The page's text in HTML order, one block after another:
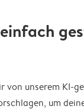
von unserem KI-
um